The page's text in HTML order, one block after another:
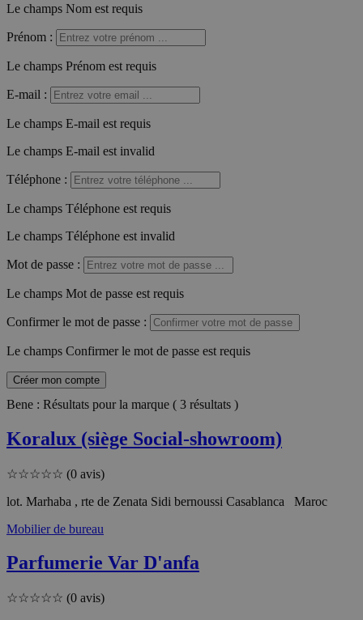
Le champs Nom est requis
Prénom :
Le champs Prénom est requis
E-mail :
Le champs E-mail est requis
Le champs E-mail est invalid
Téléphone :
Le champs Téléphone est requis
Le champs Téléphone est invalid
Mot de passe :
Le champs Mot de passe est requis
Confirmer le mot de passe :
Le champs Confirmer le mot de passe est requis
Créer mon compte
Bene : Résultats pour la marque ( 3 résultats )
Koralux (siège Social-showroom)
☆☆☆☆☆ (0 avis)
lot. Marhaba , rte de Zenata Sidi bernoussi Casablanca Maroc
Mobilier de bureau
Parfumerie Var D'anfa
☆☆☆☆☆ (0 avis)